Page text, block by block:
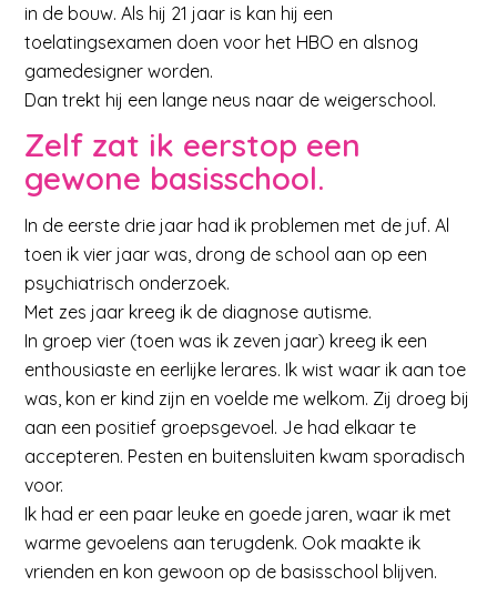
in de bouw. Als hij 21 jaar is kan hij een
toelatingsexamen doen voor het HBO en alsnog
gamedesigner worden.
Dan trekt hij een lange neus naar de weigerschool.
Zelf zat ik eerstop een
gewone basisschool.
In de eerste drie jaar had ik problemen met de juf. Al
toen ik vier jaar was, drong de school aan op een
psychiatrisch onderzoek.
Met zes jaar kreeg ik de diagnose autisme.
In groep vier (toen was ik zeven jaar) kreeg ik een
enthousiaste en eerlijke lerares. Ik wist waar ik aan toe
was, kon er kind zijn en voelde me welkom. Zij droeg bij
aan een positief groepsgevoel. Je had elkaar te
accepteren. Pesten en buitensluiten kwam sporadisch
voor.
Ik had er een paar leuke en goede jaren, waar ik met
warme gevoelens aan terugdenk. Ook maakte ik
vrienden en kon gewoon op de basisschool blijven.